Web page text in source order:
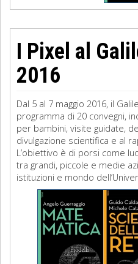
I Pixel al
2016
Dal 5 al 7 maggio 2016, il
programma di 20 convegni,
per bambini, visite guidate,
divulgazione scientifica e al
L’obiettivo è di porsi come
tra grandi, piccole e medie
istituzioni e mondo